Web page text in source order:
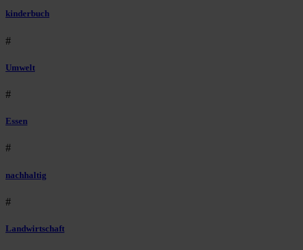
kinderbuch
#
Umwelt
#
Essen
#
nachhaltig
#
Landwirtschaft